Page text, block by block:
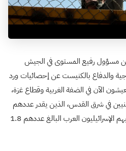
أعلن مسؤول رفيع المستوى في الجيش
والدفاع بالكنيست عن إحصائيات ورد
الآن في الضفة الغربية وقطاع غزة،
في شرق القدس، الذين يقدر عددهم
بقرابة 323 ألف مواطن، يضاف إليهم الإسرائيليون العرب البالغ عددهم 1.8